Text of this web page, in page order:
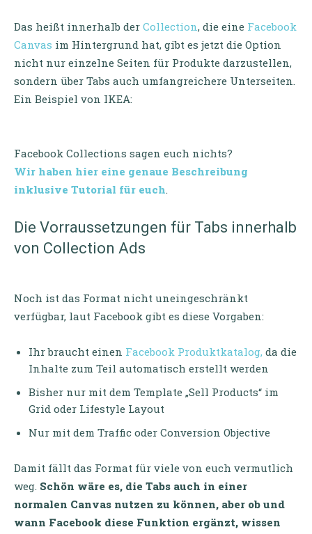
Das heißt innerhalb der Collection, die eine Facebook
Canvas im Hintergrund hat, gibt es jetzt die Option
nicht nur einzelne Seiten für Produkte darzustellen,
sondern über Tabs auch umfangreichere Unterseiten.
Ein Beispiel von IKEA:
Facebook Collections sagen euch nichts?
Wir haben hier eine genaue Beschreibung
inklusive Tutorial für euch.
Die Vorraussetzungen für Tabs innerhalb
von Collection Ads
Noch ist das Format nicht uneingeschränkt
verfügbar, laut Facebook gibt es diese Vorgaben:
Ihr braucht einen Facebook Produktkatalog, da die
Inhalte zum Teil automatisch erstellt werden
Bisher nur mit dem Template „Sell Products“ im
Grid oder Lifestyle Layout
Nur mit dem Traffic oder Conversion Objective
Damit fällt das Format für viele von euch vermutlich
weg. Schön wäre es, die Tabs auch in einer
normalen Canvas nutzen zu können, aber ob und
wann Facebook diese Funktion ergänzt, wissen